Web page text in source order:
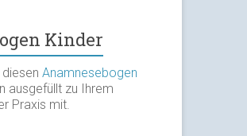
Kinder
diesenAnamnesebogen
ausgefüllt zu Ihrem
Praxis mit.